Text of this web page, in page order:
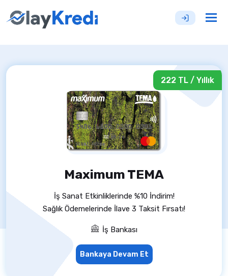
222 TL / Yıllık
Maximum TEMA
İş Sanat Etkinliklerinde %10 İndirim!
Sağlık Ödemelerinde İlave 3 Taksit Fırsatı!
İş Bankası
Bankaya Devam Et